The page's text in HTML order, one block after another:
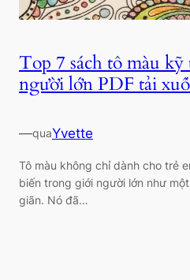
Top 7 sách tô màu
người lớn PDF tải
—quaYvette
Tô màu không chỉ dành cho trẻ
biến trong giới người lớn như
giãn. Nó đã…